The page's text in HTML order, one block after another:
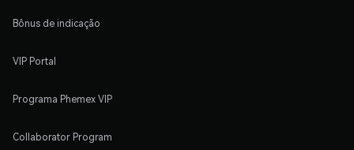
Bônus de indicação
VIP Portal
Programa Phemex VIP
Collaborator Program